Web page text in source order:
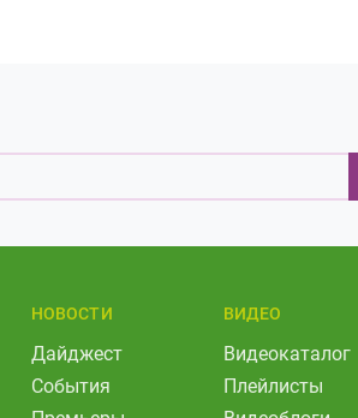
НОВОСТИ
Дайджест
События
ВИДЕО
Видеокаталог
Плейлисты